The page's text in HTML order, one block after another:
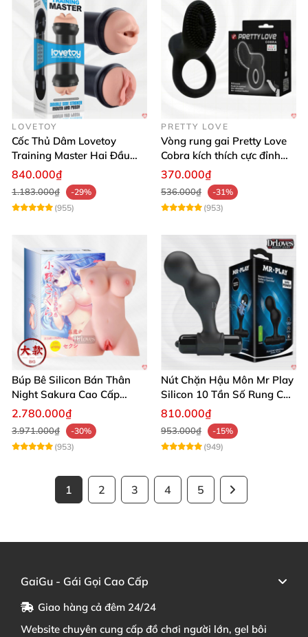
LOVETOY
Cốc Thủ Dâm Lovetoy
Training Master Hai Đầu
Siêu Thật, Tăng Khoái Cảm
840.000₫
1.183.000₫
-29%
(955)
PRETTY LOVE
Vòng rung gai Pretty Love
Cobra kích thích cực đỉnh
trải nghiệm
370.000₫
536.000₫
-31%
(953)
Búp Bê Silicon Bán Thân
Night Sakura Cao Cấp
Rung Đa Chức Năng
2.780.000₫
3.971.000₫
-30%
(953)
Nút Chặn Hậu Môn Mr Play
Silicon 10 Tần Số Rung Cao
Cấp
810.000₫
953.000₫
-15%
(949)
1 2 3 4 5
GaiGu - Gái Gọi Cao Cấp
Giao hàng cả đêm 24/24
Website chuyên cung cấp đồ chơi người lớn, gel bôi